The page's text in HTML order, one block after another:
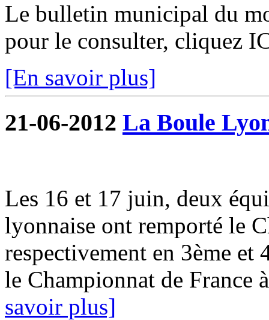
Le bulletin municipal du
pour le consulter, cliquez
[En savoir plus]
21-06-2012 La Boule
Les 16 et 17 juin, deux
lyonnaise ont remporté le
respectivement en 3ème
le Championnat de France
savoir plus]